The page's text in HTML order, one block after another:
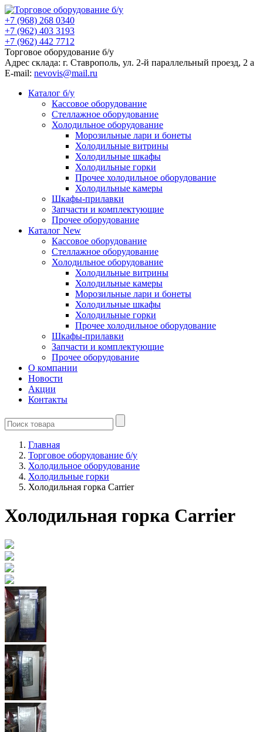
+7 (968) 268 0340
+7 (962) 403 3193
+7 (962) 442 7712
Торговое оборудование б/у
Адрес склада: г. Ставрополь, ул. 2-й параллельный проезд, 2 a
E-mail: nevovis@mail.ru
Каталог б/у
Кассовое оборудование
Стеллажное оборудование
Холодильное оборудование
Морозильные лари и бонеты
Холодильные витрины
Холодильные шкафы
Холодильные горки
Прочее холодильное оборудование
Холодильные камеры
Шкафы-прилавки
Запчасти и комплектующие
Прочее оборудование
Каталог New
Кассовое оборудование
Стеллажное оборудование
Холодильное оборудование
Холодильные витрины
Холодильные камеры
Морозильные лари и бонеты
Холодильные шкафы
Холодильные горки
Прочее холодильное оборудование
Шкафы-прилавки
Запчасти и комплектующие
Прочее оборудование
О компании
Новости
Акции
Контакты
Главная
Торговое оборудование б/у
Холодильное оборудование
Холодильные горки
Холодильная горка Carrier
Холодильная горка Carrier